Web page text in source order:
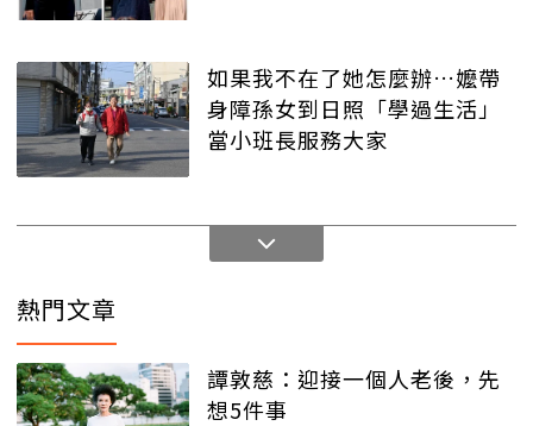
如果我不在了她怎麼辦…嬤帶
身障孫女到日照「學過生活」
當小班長服務大家
熱門文章
譚敦慈：迎接一個人老後，先
想5件事